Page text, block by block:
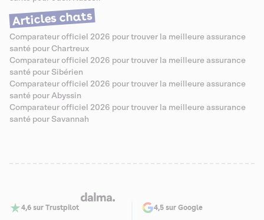
Articles chats
Comparateur officiel 2026 pour trouver la meilleure assurance
santé pour Chartreux
Comparateur officiel 2026 pour trouver la meilleure assurance
santé pour Sibérien
Comparateur officiel 2026 pour trouver la meilleure assurance
santé pour Abyssin
Comparateur officiel 2026 pour trouver la meilleure assurance
santé pour Savannah
4,6 sur Trustpilot 4,5 sur Google